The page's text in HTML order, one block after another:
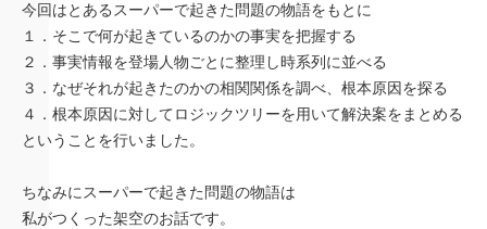
今回はとあるスーパーで起きた問題の物語をもとに
１．そこで何が起きているのかの事実を把握する
２．事実情報を登場人物ごとに整理し時系列に並べる
３．なぜそれが起きたのかの相関関係を調べ、根本原因を探る
４．根本原因に対してロジックツリーを用いて解決案をまとめる
ということを行いました。
ちなみにスーパーで起きた問題の物語は
私がつくった架空のお話です。